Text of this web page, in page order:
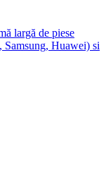
largă de piese
Samsung, Huawei) si